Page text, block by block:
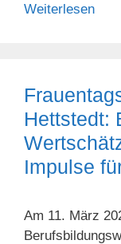
Weiterlesen
Hettstedt:
Impulse
Am 11. März